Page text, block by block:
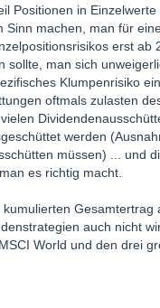
Positionen in
Sinn machen, man für
erst ab
sollte, man sich
Klumpenrisiko
oftmals zulasten
werden
müssen) ... und
es richtig macht.
Gesamtertrag
auch nicht
World und den drei